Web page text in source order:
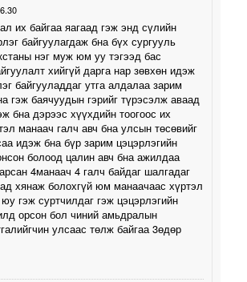
их байгаа яагаад гэж энд сүлийн
байгуулагдаж бна бүх сургууль
нэг муж юм уу тэгээд бас
хийгүй дарга нар зөвхөн идэж
байгууладдаг утга алдалаа зарим
гэж баячуудын гэрийг түрэсэлж аваад
бна дэрээс хүүхдийн тоогоос их
манаач галч авч бна улсын төсөвийг
идэж бна бүр зарим цэцэрлэгийн
болоод цалин авч бна ажилдаа
4манаач 4 галч байдаг шалгадаг
хянаж болохгүй юм манаачаас хүртэл
гэж суртчилдаг гэж цэцэрлэгийн
орсон бол чиний амьдралын
улсаас төлж байгаа 3өдөр